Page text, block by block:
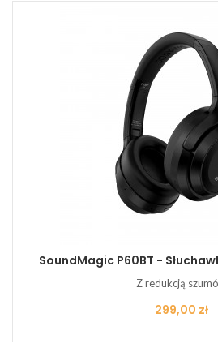
SoundMagic P60BT -
Z redukcją
Cena
299,00 zł